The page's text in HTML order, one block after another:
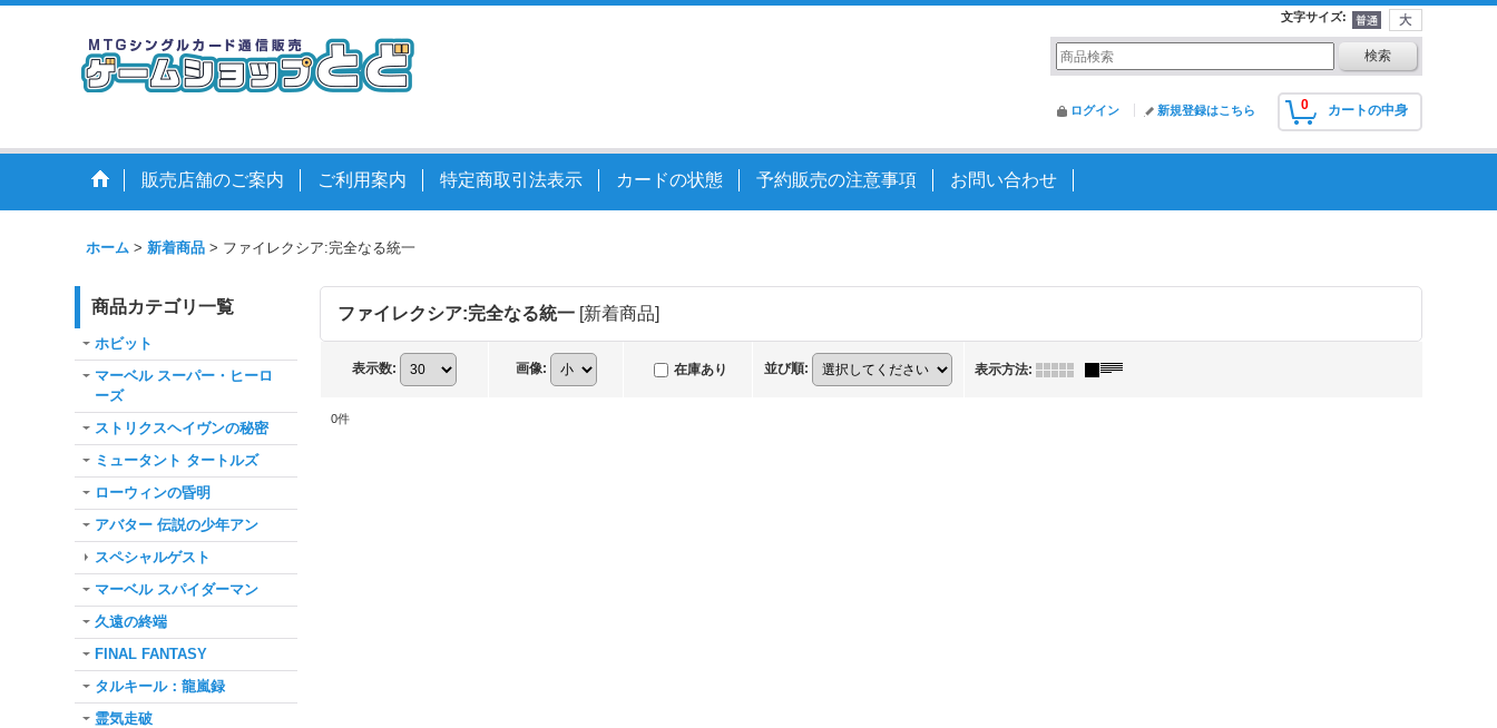
文字サイズ:
0 カートの中身
ログイン 新規登録はこちら
販売店舗のご案内 ご利用案内 特定商取引法表示 カードの状態 予約販売の注意事項 お問い合わせ
ホーム > 新着商品 > ファイレクシア:完全なる統一
商品カテゴリ一覧
ホビット
マーベル スーパー・ヒーロ
ーズ
ストリクスヘイヴンの秘密
ミュータント タートルズ
ローウィンの昏明
アバター 伝説の少年アン
スペシャルゲスト
マーベル スパイダーマン
久遠の終端
FINAL FANTASY
タルキール：龍嵐録
霊気走破
ファイレクシア:完全なる統一 [新着商品]
表示数: 画像: 在庫あり 並び順: 表示方法:
0件